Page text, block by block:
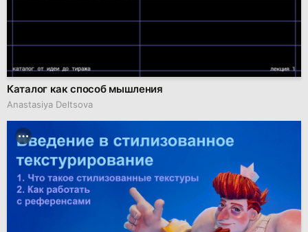
Каталог как способ мышления
Anastasiya Deltsova